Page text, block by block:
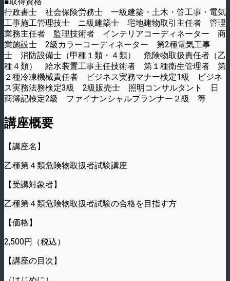
行政書士 社会保険労務士 一級建築・土木・管工事・電気
工事施工管理技士 ニ級建築士 宅地建物取引主任者 管理
業務主任者 監理技術者 インテリアコーディネーター 商
業施設士 2級カラーコーディネーター 第2種電気工事
士 消防設備士（甲種１類・４類） 危険物取扱責任者（乙
種４類） 給水装置工事主任技術者 第１種衛生管理者 第
２種冷凍機械責任者 ビジネス実務マナー検定1級 ビジネ
ス実務法務検定3級 2級販売士 照明コンサルタント 日
商簿記検定2級 ファイナンシャルプランナー２級 等
講座概要
【講座名】
乙種第４類危険物取扱者試験講座
【受講対象者】
乙種第４類危険物取扱者試験の合格を目指す方
【価格】
2,500円（税込）
【講座の目次】